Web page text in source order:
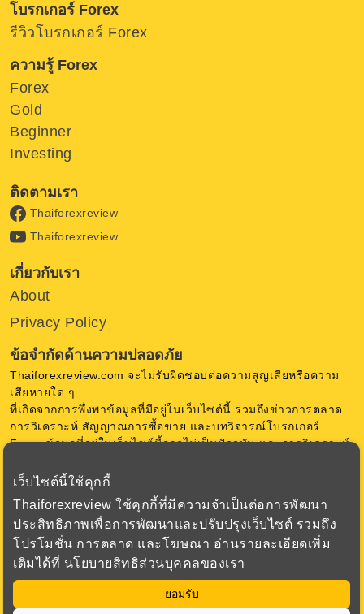
เว็บไซต์นี้ใช้คุกกี้
Thaiforexreview ใช้คุกกี้ที่มีความจำเป็นต่อการพัฒนา
ประสิทธิภาพเพื่อการพัฒนาและปรับปรุงเว็บไซต์ รวมถึง
โปรโมชั่น การตลาด และโฆษณา อ่านรายละเอียดเพิ่ม
เติมได้ที่ นโยบายสิทธิส่วนบุคคลของเรา
ยอมรับ
โบรกเกอร์ Forex
รีวิวโบรกเกอร์ Forex
ความรู้ Forex
Forex
Gold
Beginner
Investing
ติดตามเรา
Thaiforexreview
Thaiforexreview
เกี่ยวกับเรา
About
Privacy Policy
ข้อจำกัดด้านความปลอดภัย
Thaiforexreview.com จะไม่รับผิดชอบต่อความสูญเสียหรือความ
เสียหายใด ๆ
ที่เกิดจากการพึ่งพาข้อมูลที่มีอยู่ในเว็บไซต์นี้ รวมถึงข่าวการตลาด
การวิเคราะห์ สัญญาณการซื้อขาย และบทวิจารณ์โบรกเกอร์
Forex ข้อมูลที่อยู่ในเว็บไซต์นี้อาจไม่เป็นปัจจุบัน และการวิเคราะห์
การซื้อขายสกุลเงินในตลาด Forex มีความเสี่ยงสูง ก่อนตัดสินใจ
ซื้อขาย Forex หรือใช้เครื่องมือทางการเงินอื่น ๆ ควรพิจารณา
วัตถุประสงค์การลงทุน ระดับประสบการณ์ และความเสี่ยงอย่าง
รอบคอบ เรามุ่งเน้นเพื่อเสนอข้อมูล ที่สำคัญเกี่ยวกับโบรกเกอร์
ทั้งหมดที่เราตรวจสอบเพื่อให้ได้ข้อมูลที่ถูกต้องที่สุด